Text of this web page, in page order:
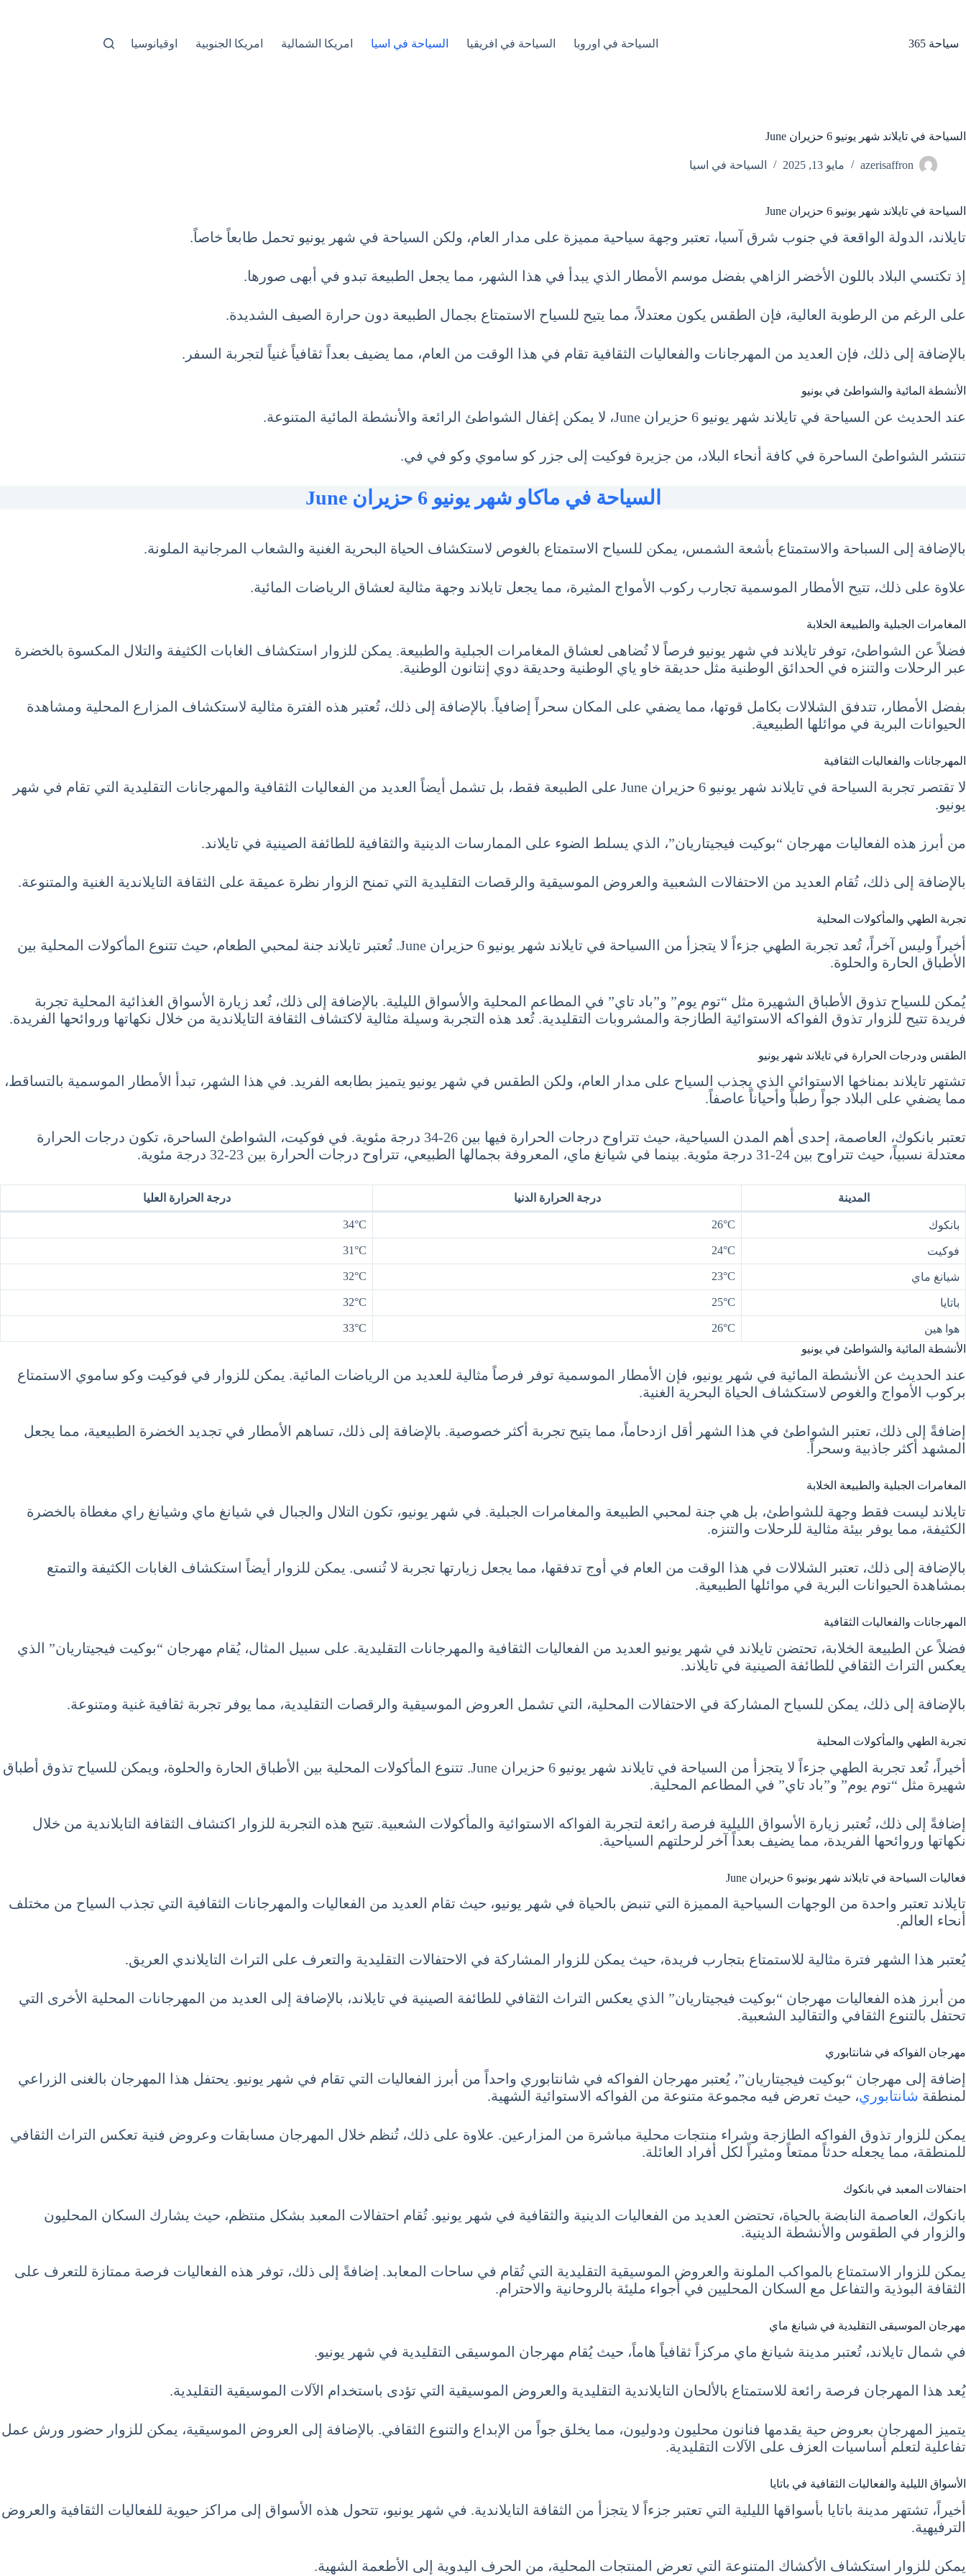
سياحة 365 السياحة في اوروبا السياحة في افريقيا السياحة في اسيا امريكا الشمالية امريكا الجنوبية اوقيانوسيا
السياحة في تايلاند شهر يونيو 6 حزيران June
azerisaffron مايو 13, 2025 السياحة في اسيا
السياحة في تايلاند شهر يونيو 6 حزيران June
تايلاند، الدولة الواقعة في جنوب شرق آسيا، تعتبر وجهة سياحية مميزة على مدار العام، ولكن السياحة في شهر يونيو تحمل طابعاً خاصاً.
إذ تكتسي البلاد باللون الأخضر الزاهي بفضل موسم الأمطار الذي يبدأ في هذا الشهر، مما يجعل الطبيعة تبدو في أبهى صورها.
على الرغم من الرطوبة العالية، فإن الطقس يكون معتدلاً، مما يتيح للسياح الاستمتاع بجمال الطبيعة دون حرارة الصيف الشديدة.
بالإضافة إلى ذلك، فإن العديد من المهرجانات والفعاليات الثقافية تقام في هذا الوقت من العام، مما يضيف بعداً ثقافياً غنياً لتجربة السفر.
الأنشطة المائية والشواطئ في يونيو
عند الحديث عن السياحة في تايلاند شهر يونيو 6 حزيران June، لا يمكن إغفال الشواطئ الرائعة والأنشطة المائية المتنوعة.
تنتشر الشواطئ الساحرة في كافة أنحاء البلاد، من جزيرة فوكيت إلى جزر كو ساموي وكو في في.
السياحة في ماكاو شهر يونيو 6 حزيران June
بالإضافة إلى السباحة والاستمتاع بأشعة الشمس، يمكن للسياح الاستمتاع بالغوص لاستكشاف الحياة البحرية الغنية والشعاب المرجانية الملونة.
علاوة على ذلك، تتيح الأمطار الموسمية تجارب ركوب الأمواج المثيرة، مما يجعل تايلاند وجهة مثالية لعشاق الرياضات المائية.
المغامرات الجبلية والطبيعة الخلابة
فضلاً عن الشواطئ، توفر تايلاند في شهر يونيو فرصاً لا تُضاهى لعشاق المغامرات الجبلية والطبيعة. يمكن للزوار استكشاف الغابات الكثيفة والتلال المكسوة بالخضرة
عبر الرحلات والتنزه في الحدائق الوطنية مثل حديقة خاو ياي الوطنية وحديقة دوي إنتانون الوطنية.
بفضل الأمطار، تتدفق الشلالات بكامل قوتها، مما يضفي على المكان سحراً إضافياً. بالإضافة إلى ذلك، تُعتبر هذه الفترة مثالية لاستكشاف المزارع المحلية ومشاهدة
الحيوانات البرية في موائلها الطبيعية.
المهرجانات والفعاليات الثقافية
لا تقتصر تجربة السياحة في تايلاند شهر يونيو 6 حزيران June على الطبيعة فقط، بل تشمل أيضاً العديد من الفعاليات الثقافية والمهرجانات التقليدية التي تقام في شهر
يونيو.
من أبرز هذه الفعاليات مهرجان “بوكيت فيجيتاريان”، الذي يسلط الضوء على الممارسات الدينية والثقافية للطائفة الصينية في تايلاند.
بالإضافة إلى ذلك، تُقام العديد من الاحتفالات الشعبية والعروض الموسيقية والرقصات التقليدية التي تمنح الزوار نظرة عميقة على الثقافة التايلاندية الغنية والمتنوعة.
تجربة الطهي والمأكولات المحلية
أخيراً وليس آخراً، تُعد تجربة الطهي جزءاً لا يتجزأ من االسياحة في تايلاند شهر يونيو 6 حزيران June. تُعتبر تايلاند جنة لمحبي الطعام، حيث تتنوع المأكولات المحلية بين
الأطباق الحارة والحلوة.
يُمكن للسياح تذوق الأطباق الشهيرة مثل “توم يوم” و”باد تاي” في المطاعم المحلية والأسواق الليلية. بالإضافة إلى ذلك، تُعد زيارة الأسواق الغذائية المحلية تجربة
فريدة تتيح للزوار تذوق الفواكه الاستوائية الطازجة والمشروبات التقليدية. تُعد هذه التجربة وسيلة مثالية لاكتشاف الثقافة التايلاندية من خلال نكهاتها وروائحها الفريدة.
الطقس ودرجات الحرارة في تايلاند شهر يونيو
تشتهر تايلاند بمناخها الاستوائي الذي يجذب السياح على مدار العام، ولكن الطقس في شهر يونيو يتميز بطابعه الفريد. في هذا الشهر، تبدأ الأمطار الموسمية بالتساقط،
مما يضفي على البلاد جواً رطباً وأحياناً عاصفاً.
تعتبر بانكوك، العاصمة، إحدى أهم المدن السياحية، حيث تتراوح درجات الحرارة فيها بين 26-34 درجة مئوية. في فوكيت، الشواطئ الساحرة، تكون درجات الحرارة
معتدلة نسبياً، حيث تتراوح بين 24-31 درجة مئوية. بينما في شيانغ ماي، المعروفة بجمالها الطبيعي، تتراوح درجات الحرارة بين 23-32 درجة مئوية.
المدينة درجة الحرارة الدنيا درجة الحرارة العليا
بانكوك 26°C
34°C
فوكيت 24°C
31°C
شيانغ ماي 23°C
32°C
باتايا 25°C
32°C
هوا هين 26°C
33°C
الأنشطة المائية والشواطئ في يونيو
عند الحديث عن الأنشطة المائية في شهر يونيو، فإن الأمطار الموسمية توفر فرصاً مثالية للعديد من الرياضات المائية. يمكن للزوار في فوكيت وكو ساموي الاستمتاع
بركوب الأمواج والغوص لاستكشاف الحياة البحرية الغنية.
إضافةً إلى ذلك، تعتبر الشواطئ في هذا الشهر أقل ازدحاماً، مما يتيح تجربة أكثر خصوصية. بالإضافة إلى ذلك، تساهم الأمطار في تجديد الخضرة الطبيعية، مما يجعل
المشهد أكثر جاذبية وسحراً.
المغامرات الجبلية والطبيعة الخلابة
تايلاند ليست فقط وجهة للشواطئ، بل هي جنة لمحبي الطبيعة والمغامرات الجبلية. في شهر يونيو، تكون التلال والجبال في شيانغ ماي وشيانغ راي مغطاة بالخضرة
الكثيفة، مما يوفر بيئة مثالية للرحلات والتنزه.
بالإضافة إلى ذلك، تعتبر الشلالات في هذا الوقت من العام في أوج تدفقها، مما يجعل زيارتها تجربة لا تُنسى. يمكن للزوار أيضاً استكشاف الغابات الكثيفة والتمتع
بمشاهدة الحيوانات البرية في موائلها الطبيعية.
المهرجانات والفعاليات الثقافية
فضلاً عن الطبيعة الخلابة، تحتضن تايلاند في شهر يونيو العديد من الفعاليات الثقافية والمهرجانات التقليدية. على سبيل المثال، يُقام مهرجان “بوكيت فيجيتاريان” الذي
يعكس التراث الثقافي للطائفة الصينية في تايلاند.
بالإضافة إلى ذلك، يمكن للسياح المشاركة في الاحتفالات المحلية، التي تشمل العروض الموسيقية والرقصات التقليدية، مما يوفر تجربة ثقافية غنية ومتنوعة.
تجربة الطهي والمأكولات المحلية
أخيراً، تُعد تجربة الطهي جزءاً لا يتجزأ من السياحة في تايلاند شهر يونيو 6 حزيران June. تتنوع المأكولات المحلية بين الأطباق الحارة والحلوة، ويمكن للسياح تذوق أطباق
شهيرة مثل “توم يوم” و”باد تاي” في المطاعم المحلية.
إضافةً إلى ذلك، تُعتبر زيارة الأسواق الليلية فرصة رائعة لتجربة الفواكه الاستوائية والمأكولات الشعبية. تتيح هذه التجربة للزوار اكتشاف الثقافة التايلاندية من خلال
نكهاتها وروائحها الفريدة، مما يضيف بعداً آخر لرحلتهم السياحية.
فعاليات السياحة في تايلاند شهر يونيو 6 حزيران June
تايلاند تعتبر واحدة من الوجهات السياحية المميزة التي تنبض بالحياة في شهر يونيو، حيث تقام العديد من الفعاليات والمهرجانات الثقافية التي تجذب السياح من مختلف
أنحاء العالم.
يُعتبر هذا الشهر فترة مثالية للاستمتاع بتجارب فريدة، حيث يمكن للزوار المشاركة في الاحتفالات التقليدية والتعرف على التراث التايلاندي العريق.
من أبرز هذه الفعاليات مهرجان “بوكيت فيجيتاريان” الذي يعكس التراث الثقافي للطائفة الصينية في تايلاند، بالإضافة إلى العديد من المهرجانات المحلية الأخرى التي
تحتفل بالتنوع الثقافي والتقاليد الشعبية.
مهرجان الفواكه في شانتابوري
إضافة إلى مهرجان “بوكيت فيجيتاريان”، يُعتبر مهرجان الفواكه في شانتابوري واحداً من أبرز الفعاليات التي تقام في شهر يونيو. يحتفل هذا المهرجان بالغنى الزراعي
لمنطقة شانتابوري، حيث تعرض فيه مجموعة متنوعة من الفواكه الاستوائية الشهية.
يمكن للزوار تذوق الفواكه الطازجة وشراء منتجات محلية مباشرة من المزارعين. علاوة على ذلك، تُنظم خلال المهرجان مسابقات وعروض فنية تعكس التراث الثقافي
للمنطقة، مما يجعله حدثاً ممتعاً ومثيراً لكل أفراد العائلة.
احتفالات المعبد في بانكوك
بانكوك، العاصمة النابضة بالحياة، تحتضن العديد من الفعاليات الدينية والثقافية في شهر يونيو. تُقام احتفالات المعبد بشكل منتظم، حيث يشارك السكان المحليون
والزوار في الطقوس والأنشطة الدينية.
يمكن للزوار الاستمتاع بالمواكب الملونة والعروض الموسيقية التقليدية التي تُقام في ساحات المعابد. إضافةً إلى ذلك، توفر هذه الفعاليات فرصة ممتازة للتعرف على
الثقافة البوذية والتفاعل مع السكان المحليين في أجواء مليئة بالروحانية والاحترام.
مهرجان الموسيقى التقليدية في شيانغ ماي
في شمال تايلاند، تُعتبر مدينة شيانغ ماي مركزاً ثقافياً هاماً، حيث يُقام مهرجان الموسيقى التقليدية في شهر يونيو.
يُعد هذا المهرجان فرصة رائعة للاستمتاع بالألحان التايلاندية التقليدية والعروض الموسيقية التي تؤدى باستخدام الآلات الموسيقية التقليدية.
يتميز المهرجان بعروض حية يقدمها فنانون محليون ودوليون، مما يخلق جواً من الإبداع والتنوع الثقافي. بالإضافة إلى العروض الموسيقية، يمكن للزوار حضور ورش عمل
تفاعلية لتعلم أساسيات العزف على الآلات التقليدية.
الأسواق الليلية والفعاليات الثقافية في باتايا
أخيراً، تشتهر مدينة باتايا بأسواقها الليلية التي تعتبر جزءاً لا يتجزأ من الثقافة التايلاندية. في شهر يونيو، تتحول هذه الأسواق إلى مراكز حيوية للفعاليات الثقافية والعروض
الترفيهية.
يمكن للزوار استكشاف الأكشاك المتنوعة التي تعرض المنتجات المحلية، من الحرف اليدوية إلى الأطعمة الشهية.